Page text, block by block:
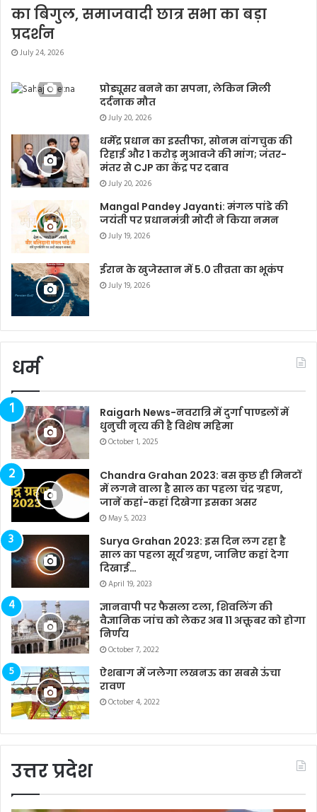
का बिगुल, समाजवादी छात्र सभा का बड़ा
प्रदर्शन
July 24, 2026
प्रोड्यूसर बनने का सपना, लेकिन मिली
दर्दनाक मौत
July 20, 2026
धर्मेंद्र प्रधान का इस्तीफा, सोनम वांगचुक की
रिहाई और 1 करोड़ मुआवजे की मांग; जंतर-
मंतर से CJP का केंद्र पर दबाव
July 20, 2026
Mangal Pandey Jayanti: मंगल पांडे की
जयंती पर प्रधानमंत्री मोदी ने किया नमन
July 19, 2026
ईरान के खुजेस्तान में 5.0 तीव्रता का भूकंप
July 19, 2026
धर्म
Raigarh News-नवरात्रि में दुर्गा पाण्डलों में
धुनुची नृत्य की है विशेष महिमा
October 1, 2025
Chandra Grahan 2023: बस कुछ ही मिनटों
में लगने वाला है साल का पहला चंद्र ग्रहण,
जानें कहां-कहां दिखेगा इसका असर
May 5, 2023
Surya Grahan 2023: इस दिन लग रहा है
साल का पहला सूर्य ग्रहण, जानिए कहां देगा
दिखाई…
April 19, 2023
ज्ञानवापी पर फैसला टला, शिवलिंग की
वैज्ञानिक जांच को लेकर अब 11 अक्तूबर को होगा
निर्णय
October 7, 2022
ऐशबाग में जलेगा लखनऊ का सबसे ऊंचा
रावण
October 4, 2022
उत्तर प्रदेश